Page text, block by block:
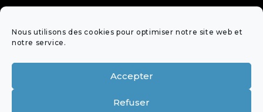
Nous utilisons des cookies pour optimiser notre site web et
notre service.
Accepter
Refuser
Politique de cookies (UE)